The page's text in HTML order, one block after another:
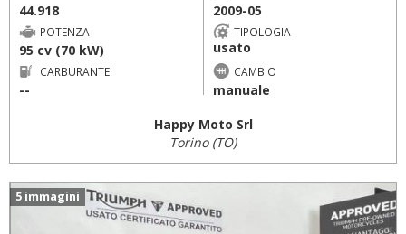
44.918 2009-05
POTENZA
95 cv (70 kW)
TIPOLOGIA
usato
CARBURANTE
--
CAMBIO
manuale
Happy Moto Srl
Torino (TO)
5 immagini